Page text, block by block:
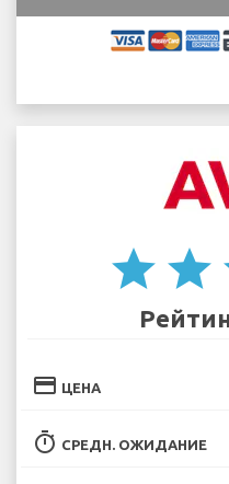
star star
credit_card ЦЕНА
timer СРЕДН. ОЖИДАНИЕ